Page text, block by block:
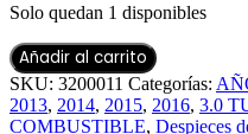
Solo quedan 1 disponibles
Añadir al carrito
SKU: 3200011 Categorías:
2013, 2014, 2015, 2016, 3.0
COMBUSTIBLE, Despieces